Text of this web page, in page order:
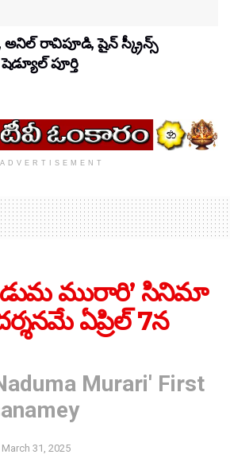
అనిల్ రావిపూడి, షైన్ స్క్రీన్స్
పూర్తి
ADVERTISEMENT
మురారి’ సినిమా
ఏప్రిల్ 7న
Murari' First
March 31, 2025